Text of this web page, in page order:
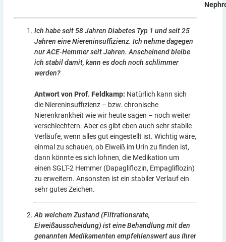
Ich habe seit 58 Jahren Diabetes Typ 1 und seit 25
Jahren eine Niereninsuffizienz. Ich nehme dagegen
nur ACE-Hemmer seit Jahren. Anscheinend bleibe
ich stabil damit, kann es doch noch schlimmer
werden?
Antwort von Prof. Feldkamp: Natürlich kann sich
die Niereninsuffizienz – bzw. chronische
Nierenkrankheit wie wir heute sagen – noch weiter
verschlechtern. Aber es gibt eben auch sehr stabile
Verläufe, wenn alles gut eingestellt ist. Wichtig wäre,
einmal zu schauen, ob Eiweiß im Urin zu finden ist,
dann könnte es sich lohnen, die Medikation um
einen SGLT-2 Hemmer (Dapagliflozin, Empagliflozin)
zu erweitern. Ansonsten ist ein stabiler Verlauf ein
sehr gutes Zeichen.
Ab welchem Zustand (Filtrationsrate,
Eiweißausscheidung) ist eine Behandlung mit den
genannten Medikamenten empfehlenswert aus Ihrer